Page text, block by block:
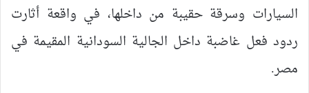
السيارات وسرقة حقيبة من داخلها، في واقعة أثارت
ردود فعل غاضبة داخل الجالية السودانية المقيمة في
مصر.